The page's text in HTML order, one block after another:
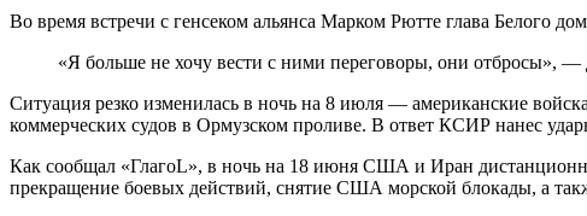
Во время встречи с генсеком альянса Марком Рютте глава Белого
«Я больше не хочу вести с ними переговоры, они отбросы»,
Ситуация резко изменилась в ночь на 8 июля — американские
коммерческих судов в Ормузском проливе. В ответ КСИР нанес
Как сообщал «ГлагоL», в ночь на 18 июня США и Иран
прекращение боевых действий, снятие США морской блокады, а